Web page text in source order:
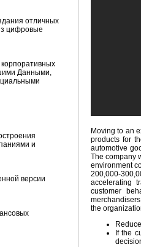
отличных
цифровые
корпоративных
Данными,
и
версии
Moving to an
products for
automotive
The company
environment
200,000-
accelerating
customer
the
If the